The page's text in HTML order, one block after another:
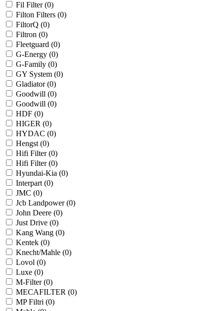
Fil Filter (0)
Filton Filters (0)
FiltorQ (0)
Filtron (0)
Fleetguard (0)
G-Energy (0)
G-Family (0)
GY System (0)
Gladiator (0)
Goodwill (0)
Goodwill (0)
HDF (0)
HIGER (0)
HYDAC (0)
Hengst (0)
Hifi Filter (0)
Hifi Filter (0)
Hyundai-Kia (0)
Interpart (0)
JMC (0)
Jcb Landpower (0)
John Deere (0)
Just Drive (0)
Kang Wang (0)
Kentek (0)
Knecht/Mahle (0)
Lovol (0)
Luxe (0)
M-Filter (0)
MECAFILTER (0)
MP Filtri (0)